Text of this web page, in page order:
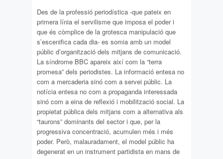
Des de la professió periodística -que pateix en
primera línia el servilisme que imposa el poder i
que és còmplice de la grotesca manipulació que
s’escenifica cada dia- es somia amb un model
públic d’organització dels mitjans de comunicació.
La síndrome BBC apareix així com la “terra
promesa” dels periodistes. La informació entesa no
com a mercaderia sinó com a servei públic. La
notícia entesa no com a propaganda interessada
sinó com a eina de reflexió i mobilització social. La
propietat pública dels mitjans com a alternativa als
“taurons” dominants del sector i que, per la
progressiva concentració, acumulen més i més
poder. Però, malauradament, el model públic ha
degenerat en un instrument partidista en mans de